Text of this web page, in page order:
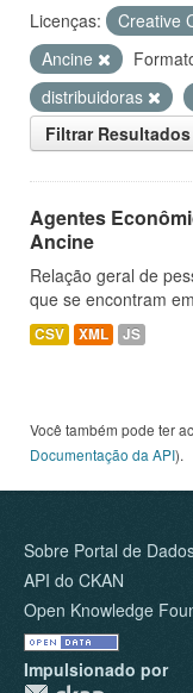
Licenças: Creative
Ancine
distribuidoras
Filtrar Resultados
Agentes
Ancine
Relação geral de
que se encontram
CSV XML JS
Você também pode ter
Documentação da API).
Sobre Portal de
API do CKAN
Open Knowledge
Impulsionado por